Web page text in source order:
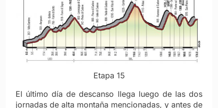
Etapa 15
El último día de descanso llega luego de las dos
jornadas de alta montaña mencionadas, y antes de